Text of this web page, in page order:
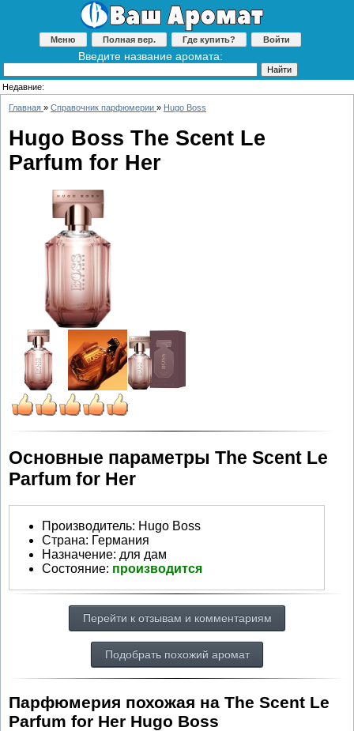
Меню Полная вер. Где купить? Войти
Введите название аромата:
Недавние:
Главная » Справочник парфюмерии » Hugo Boss
Hugo Boss The Scent Le
Parfum for Her
Основные параметры The Scent Le
Parfum for Her
Производитель: Hugo Boss
Страна: Германия
Назначение: для дам
Состояние: производится
Перейти к отзывам и комментариям
Подобрать похожий аромат
Парфюмерия похожая на The Scent Le
Parfum for Her Hugo Boss